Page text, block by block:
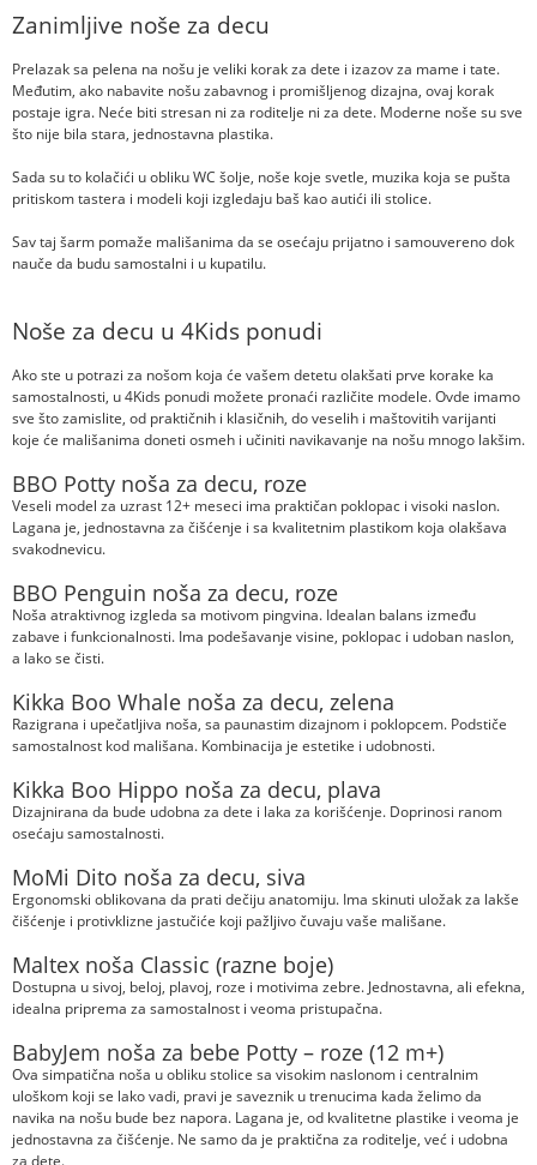
Zanimljive noše za decu
Prelazak sa pelena na nošu je veliki korak za dete i izazov za mame i tate.
Međutim, ako nabavite nošu zabavnog i promišljenog dizajna, ovaj korak
postaje igra. Neće biti stresan ni za roditelje ni za dete. Moderne noše su sve
što nije bila stara, jednostavna plastika.
Sada su to kolačići u obliku WC šolje, noše koje svetle, muzika koja se pušta
pritiskom tastera i modeli koji izgledaju baš kao autići ili stolice.
Sav taj šarm pomaže mališanima da se osećaju prijatno i samouvereno dok
nauče da budu samostalni i u kupatilu.
Noše za decu u 4Kids ponudi
Ako ste u potrazi za nošom koja će vašem detetu olakšati prve korake ka
samostalnosti, u 4Kids ponudi možete pronaći različite modele. Ovde imamo
sve što zamislite, od praktičnih i klasičnih, do veselih i maštovitih varijanti
koje će mališanima doneti osmeh i učiniti navikavanje na nošu mnogo lakšim.
BBO Potty noša za decu, roze
Veseli model za uzrast 12+ meseci ima praktičan poklopac i visoki naslon.
Lagana je, jednostavna za čišćenje i sa kvalitetnim plastikom koja olakšava
svakodnevicu.
BBO Penguin noša za decu, roze
Noša atraktivnog izgleda sa motivom pingvina. Idealan balans između
zabave i funkcionalnosti. Ima podešavanje visine, poklopac i udoban naslon,
a lako se čisti.
Kikka Boo Whale noša za decu, zelena
Razigrana i upečatljiva noša, sa paunastim dizajnom i poklopcem. Podstiče
samostalnost kod mališana. Kombinacija je estetike i udobnosti.
Kikka Boo Hippo noša za decu, plava
Dizajnirana da bude udobna za dete i laka za korišćenje. Doprinosi ranom
osećaju samostalnosti.
MoMi Dito noša za decu, siva
Ergonomski oblikovana da prati dečiju anatomiju. Ima skinuti uložak za lakše
čišćenje i protivklizne jastučiće koji pažljivo čuvaju vaše mališane.
Maltex noša Classic (razne boje)
Dostupna u sivoj, beloj, plavoj, roze i motivima zebre. Jednostavna, ali efekna,
idealna priprema za samostalnost i veoma pristupačna.
BabyJem noša za bebe Potty – roze (12 m+)
Ova simpatična noša u obliku stolice sa visokim naslonom i centralnim
uloškom koji se lako vadi, pravi je saveznik u trenucima kada želimo da
navika na nošu bude bez napora. Lagana je, od kvalitetne plastike i veoma je
jednostavna za čišćenje. Ne samo da je praktična za roditelje, već i udobna
za dete.